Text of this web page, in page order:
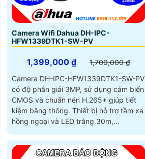
Camera Wifi Dahua DH-IPC-
HFW1339DTK1-SW-PV
1,399,000 ₫
1,700,000 ₫
Camera DH-IPC-HFW1339DTK1-SW-PV
có độ phân giải 3MP, sử dụng cảm biến
CMOS và chuẩn nén H.265+ giúp tiết
kiệm băng thông. Thiết bị hỗ trợ tầm xa
hồng ngoại và LED trắng 30m,...